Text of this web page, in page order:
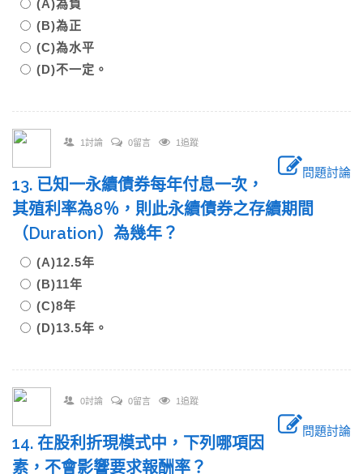
(A)為負
(B)為正
(C)為水平
(D)不一定。
1討論 0留言 1追蹤
問題討論
13. 已知一永續債券每年付息一次，
其殖利率為8％，則此永續債券之存續期間
（Duration）為幾年？
(A)12.5年
(B)11年
(C)8年
(D)13.5年。
0討論 0留言 1追蹤
問題討論
14. 在股利折現模式中，下列哪項因
素，不會影響要求報酬率？